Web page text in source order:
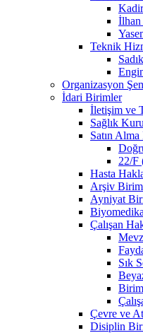
Teknik
Organizasyon
İdari Birimler
İletişim ve
Sağlık
Satın
22/F
Hasta
Arşiv
Ayniyat
Çalışan
Sık
Çevre ve
Disiplin